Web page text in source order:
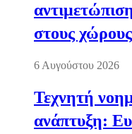
στους
6 Αυγούστου 2026
Τεχνητή
ανάπτυξη: